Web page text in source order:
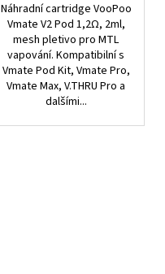
Náhradní cartridge VooPoo
Vmate V2 Pod 1,2Ω, 2ml,
mesh pletivo pro MTL
vapování. Kompatibilní s
Vmate Pod Kit, Vmate Pro,
Vmate Max, V.THRU Pro a
dalšími...